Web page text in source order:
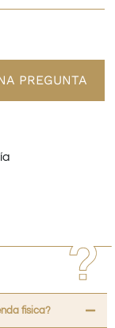
PREGUNTA
fisica?